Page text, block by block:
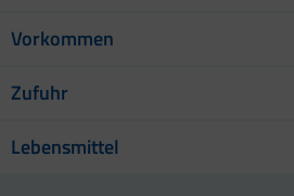
Vorkommen
Zufuhr
Lebensmittel